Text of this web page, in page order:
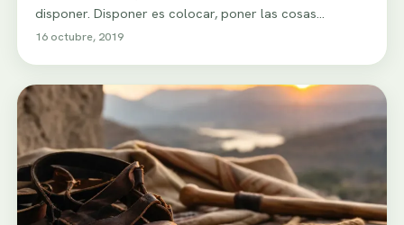
disponer. Disponer es colocar, poner las cosas…
16 octubre, 2019